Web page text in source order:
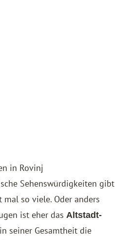
in Rovinj
Sehenswürdigkeiten gibt
so viele. Oder anders
ist eher das Altstadt-
in seiner Gesamtheit die